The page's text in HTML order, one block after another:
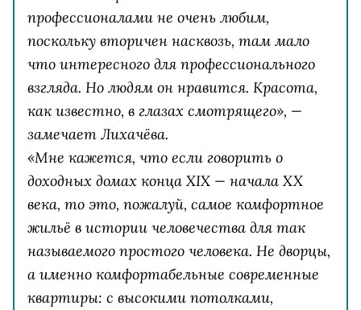
профессионалами не очень любим,
поскольку вторичен насквозь, там мало
что интересного для профессионального
взгляда. Но людям он нравится. Красота,
как известно, в глазах смотрящего», —
замечает Лихачёва.
«Мне кажется, что если говорить о
доходных домах конца XIX — начала XX
века, то это, пожалуй, самое комфортное
жильё в истории человечества для так
называемого простого человека. Не дворцы,
а именно комфортабельные современные
квартиры: с высокими потолками,